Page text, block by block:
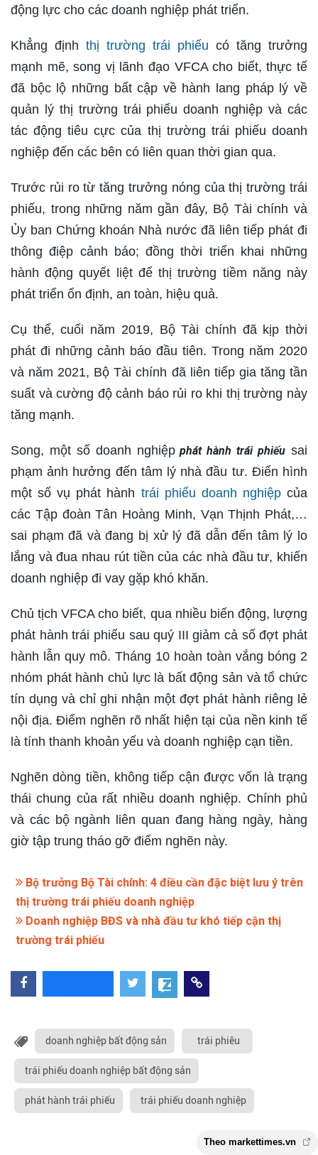
động lực cho các doanh nghiệp phát triển.
Khẳng định thị trường trái phiếu có tăng trưởng
mạnh mẽ, song vị lãnh đạo VFCA cho biết, thực tế
đã bộc lộ những bất cập về hành lang pháp lý về
quản lý thị trường trái phiếu doanh nghiệp và các
tác động tiêu cực của thị trường trái phiếu doanh
nghiệp đến các bên có liên quan thời gian qua.
Trước rủi ro từ tăng trưởng nóng của thị trường trái
phiếu, trong những năm gần đây, Bộ Tài chính và
Ủy ban Chứng khoán Nhà nước đã liên tiếp phát đi
thông điệp cảnh báo; đồng thời triển khai những
hành động quyết liệt để thị trường tiềm năng này
phát triển ổn định, an toàn, hiệu quả.
Cụ thể, cuối năm 2019, Bộ Tài chính đã kịp thời
phát đi những cảnh báo đầu tiên. Trong năm 2020
và năm 2021, Bộ Tài chính đã liên tiếp gia tăng tần
suất và cường độ cảnh báo rủi ro khi thị trường này
tăng mạnh.
Song, một số doanh nghiệpphát hành trái phiếu sai
phạm ảnh hưởng đến tâm lý nhà đầu tư. Điển hình
một số vụ phát hành trái phiếu doanh nghiệpcủa
các Tập đoàn Tân Hoàng Minh, Vạn Thịnh Phát,…
sai phạm đã và đang bị xử lý đã dẫn đến tâm lý lo
lắng và đua nhau rút tiền của các nhà đầu tư, khiến
doanh nghiệp đi vay gặp khó khăn.
Chủ tịch VFCA cho biết, qua nhiều biến động, lượng
phát hành trái phiếu sau quý III giảm cả số đợt phát
hành lẫn quy mô. Tháng 10 hoàn toàn vắng bóng 2
nhóm phát hành chủ lực là bất động sản và tổ chức
tín dụng và chỉ ghi nhận một đợt phát hành riêng lẻ
nội địa. Điểm nghẽn rõ nhất hiện tại của nền kinh tế
là tính thanh khoản yếu và doanh nghiệp cạn tiền.
Nghẽn dòng tiền, không tiếp cận được vốn là trạng
thái chung của rất nhiều doanh nghiệp. Chính phủ
và các bộ ngành liên quan đang hàng ngày, hàng
giờ tập trung tháo gỡ điểm nghẽn này.
Bộ trưởng Bộ Tài chính: 4 điều cần đặc biệt lưu ý trên
thị trường trái phiếu doanh nghiệp
Doanh nghiệp BĐS và nhà đầu tư khó tiếp cận thị
trường trái phiếu
doanh nghiệp bất động sản trái phiêu
trái phiếu doanh nghiệp bất động sản
phát hành trái phiếu trái phiếu doanh nghiệp